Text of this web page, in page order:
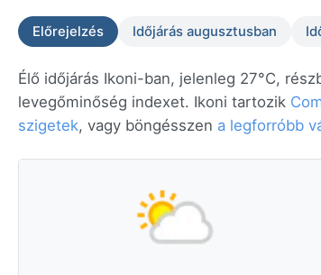
Előrejelzés Időjárás augusztusban
Élő időjárás Ikoni-ban, jelenleg 27°C,
levegőminőség indexet. Ikoni tartozik
szigetek, vagy böngésszen a legforróbb